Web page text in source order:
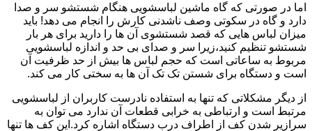
اما در صورتی که گاه ماشین لباسشویی هنگام شستشو سر و صدا
دارد و گاه در سکوتی وصف ناشدنی کارش را انجام می دهد! باید
میزان لباس هایی که قصد شستشوی آن ها را دارید برای هر بار
شستشو تنظیم کنید،زیرا سر و صدای بی حد و اندازه لباسشویی
مربوط به ساعاتی است که حجم لباس ها بیش از حد ظرفیت آن
است و دستگاه برای شستن تک تک آن ها به سختی کار می کند.
از دیگر مشکلاتی که تنها به استفاده نادرست کاربران از لباسشویی
مرتبط است و ارتباطی به خرابی قطعات آن ندارد می توان به
سرازیر شدن کف از اطراف درب دستگاه اشاره کرد.این کف ها تنها